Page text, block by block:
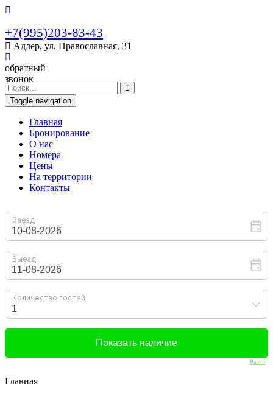
+7(995)203-83-43
Адлер, ул. Православная, 31
обратный
звонок
Toggle navigation
Главная
Бронирование
O нас
Номера
Цены
На территории
Контакты
Bnovo
Главная